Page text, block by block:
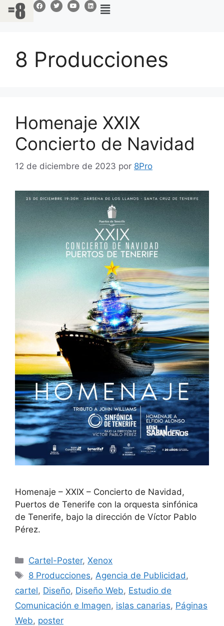
8 Producciones
Homenaje XXIX
Concierto de Navidad
12 de diciembre de 2023 por 8Pro
Homenaje – XXIX – Concierto de Navidad,
Puertos de Tenerife con la orquesta sinfónica
de Tenerife, bajo la dirección de Víctor Pablo
Pérez.
Cartel-Poster,Xenox
8 Producciones, Agencia de Publicidad ,
cartel, Diseño, Diseño Web, Estudio de
Comunicación e Imagen, islas canarias, Páginas
Web, poster